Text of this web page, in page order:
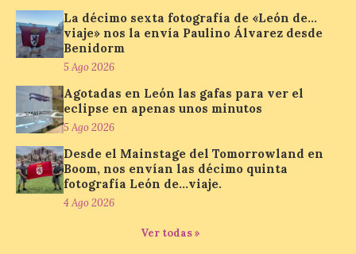
Un viaje a la Antigüedad:
el Museo del Prado
propone un recorrido por
obras de su Colección de
inspiración clásica
6 Ago 2026
Al hilo del estreno de La
Odisea de Christopher
reúne una selección de
La décimo sexta fotografía de «León de…
viaje» nos la envía Paulino Álvarez desde
Benidorm
5 Ago 2026
Agotadas en León las gafas para ver el
eclipse en apenas unos minutos
5 Ago 2026
Desde el Mainstage del Tomorrowland en
Boom, nos envían las décimo quinta
fotografía León de…viaje.
4 Ago 2026
Ver todas »